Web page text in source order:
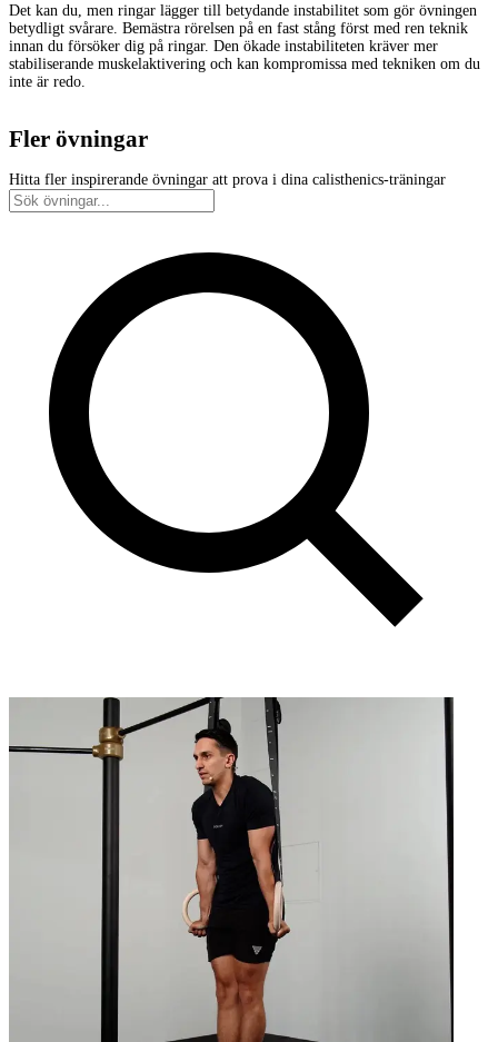
Det kan du, men ringar lägger till betydande instabilitet som gör övningen
betydligt svårare. Bemästra rörelsen på en fast stång först med ren teknik
innan du försöker dig på ringar. Den ökade instabiliteten kräver mer
stabiliserande muskelaktivering och kan kompromissa med tekniken om du
inte är redo.
Fler övningar
Hitta fler inspirerande övningar att prova i dina calisthenics-träningar